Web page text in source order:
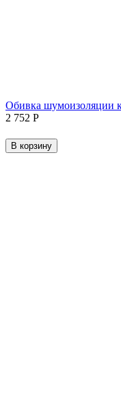
Обивка шумоизоляции
2 752 Р
В корзину